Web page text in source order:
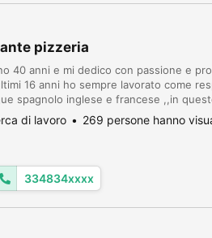
pizzeria
40 anni e mi dedico con passione e
16 anni ho sempre lavorato come
spagnolo inglese e francese ,,in
, Marsiglia, Parigi,
di lavoro 269 persone hanno
334834xxxx